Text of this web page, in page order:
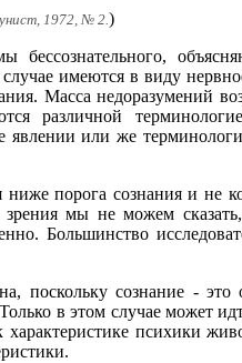
1972, № 2.)
бессознательного,
имеются в виду
Масса недоразумений
или же
ниже порога сознания и не
зрения мы не можем
Большинство
поскольку сознание -
в этом случае может
психики